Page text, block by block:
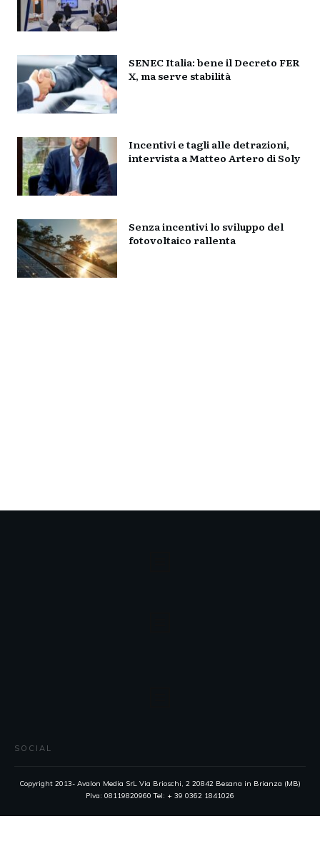
SENEC Italia: bene il Decreto FER
X, ma serve stabilità
Incentivi e tagli alle detrazioni,
intervista a Matteo Artero di Soly
Senza incentivi lo sviluppo del
fotovoltaico rallenta
SOCIAL
Copyright 2013- Avalon Media SrL Via Brioschi, 2 20842 Besana in Brianza (MB)
PIva: 08119820960 Tel: + 39 0362 1841026